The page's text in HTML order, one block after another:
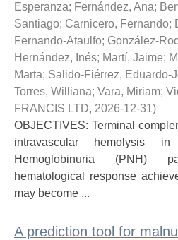
Esperanza; Fernández, Ana;
Santiago; Carnicero, Fernando;
Fernando-Ataulfo; González-
Hernández, Inés; Martí, Jaime;
Marta; Salido-Fiérrez, Eduardo-
Torres, Williana; Vara, Miriam;
FRANCIS LTD, 2026-12-31)
OBJECTIVES: Terminal
intravascular hemolysis in
Hemoglobinuria (PNH)
hematological response
may become ...
A prediction tool for